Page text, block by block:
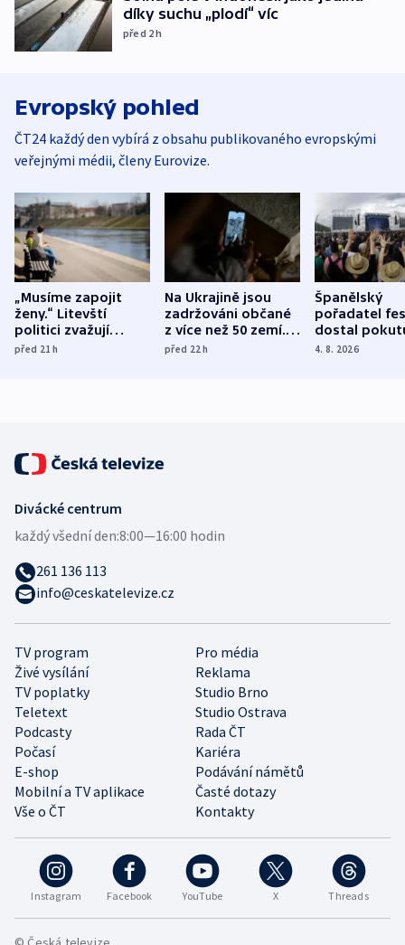
díky suchu „plodí“ víc
před 2h
Evropský pohled
ČT24 každý den vybírá z obsahu publikovaného evropskými
veřejnými médii, členy Eurovize.
„Musíme zapojit
ženy.“ Litevští
politici zvažují
dohodu o
před 21h
Na Ukrajině jsou
zadržováni občané
z více než 50 zemí.
Bojovali na straně
před 22h
Španělský
pořadatel
dostal
nekalé
4. 8. 2026
Instagram Facebook YouTube X Threads
TV program
Pro média
Živé vysílání
Reklama
TV poplatky
Studio Brno
Teletext
Studio Ostrava
Podcasty
Rada ČT
Počasí
Kariéra
E-shop
Podávání námětů
Mobilní a TV aplikace
Časté dotazy
Vše o ČT
Kontakty
Divácké centrum
každý všední den:8:00—16:00 hodin
261 136 113
info@ceskatelevize.cz